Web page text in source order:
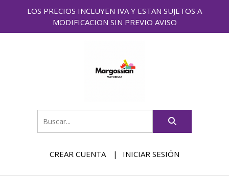
LOS PRECIOS INCLUYEN IVA Y ESTAN SUJETOS A
MODIFICACION SIN PREVIO AVISO
CREAR CUENTA INICIAR SESIÓN